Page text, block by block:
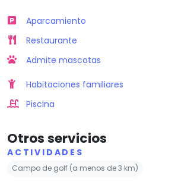
Aparcamiento
Restaurante
Admite mascotas
Habitaciones familiares
Piscina
Otros servicios
ACTIVIDADES
Campo de golf (a menos de 3 km)